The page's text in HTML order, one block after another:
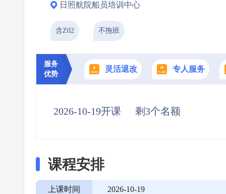
日照航院船员培训中心
含Z02 不拖班
服务
优势
灵活退改 专人服务
2026-10-19开课 剩3个名额
课程安排
上课时间 2026-10-19